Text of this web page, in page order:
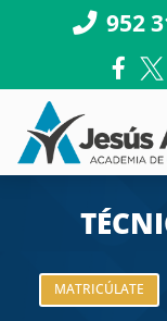
952
MATRICÚLATE